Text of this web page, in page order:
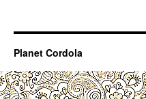
Planet Cordola